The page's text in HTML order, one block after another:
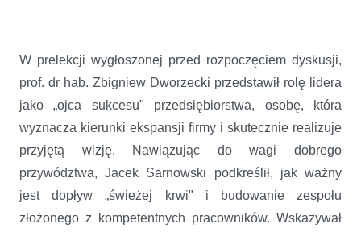
W prelekcji wygłoszonej przed rozpoczęciem dyskusji,
prof. dr hab. Zbigniew Dworzecki przedstawił rolę lidera
jako „ojca sukcesu" przedsiębiorstwa, osobę, która
wyznacza kierunki ekspansji firmy i skutecznie realizuje
przyjętą wizję. Nawiązując do wagi dobrego
przywództwa, Jacek Sarnowski podkreślił, jak ważny
jest dopływ „świeżej krwi" i budowanie zespołu
złożonego z kompetentnych pracowników. Wskazywał